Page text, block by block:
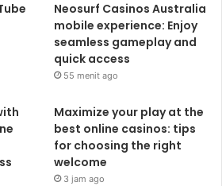
Neosurf Casinos Australia
mobile experience: Enjoy
seamless gameplay and
quick access
55 menit ago
Maximize your play at the
best online casinos: tips
for choosing the right
welcome
3 jam ago